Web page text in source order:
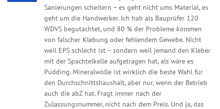
Sanierungen scheitern – es geht nicht ums Material, es
geht um die Handwerker. Ich hab als Bauprüfer 120
WDVS begutachtet, und 80 % der Probleme kommen
von falscher Klebung oder fehlendem Gewebe. Nicht
weil EPS schlecht ist – sondern weil jemand den Kleber
mit der Spachtelkelle aufgetragen hat, als wäre es
Pudding. Mineralwolle ist wirklich die beste Wahl für
den Durchschnittshaushalt, aber nur, wenn der Betrieb
auch die abZ hat. Fragt immer nach der
Zulassungsnummer, nicht nach dem Preis. Und ja, das